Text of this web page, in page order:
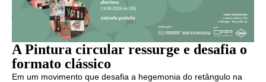
A Pintura circular ressurge e desafia o
formato clássico
Em um movimento que desafia a hegemonia do retângulo na